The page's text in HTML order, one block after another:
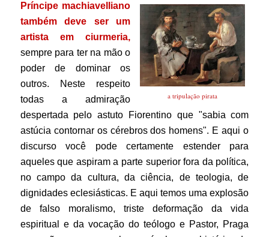
a tripulação pirata
Príncipe machiavelliano
também deve ser um
artista em ciurmeria,
sempre para ter na mão o
poder de dominar os
outros. Neste respeito
todas a admiração
despertada pelo astuto Fiorentino que "sabia com
astúcia contornar os cérebros dos homens". E aqui o
discurso você pode certamente estender para
aqueles que aspiram a parte superior fora da política,
no campo da cultura, da ciência, de teologia, de
dignidades eclesiásticas. E aqui temos uma explosão
de falso moralismo, triste deformação da vida
espiritual e da vocação do teólogo e Pastor, Praga